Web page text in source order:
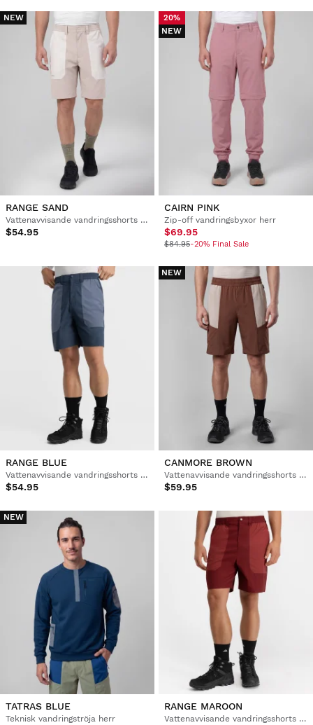
NEW
RANGE SAND
Vattenavvisande vandringsshorts herr
$54.95
20%
NEW
CAIRN PINK
Zip-off vandringsbyxor herr
$69.95
$84.95-20% Final Sale
RANGE BLUE
Vattenavvisande vandringsshorts herr
$54.95
NEW
CANMORE BROWN
Vattenavvisande vandringsshorts herr
$59.95
NEW
TATRAS BLUE
Teknisk vandringströja herr
RANGE MAROON
Vattenavvisande vandringsshorts herr